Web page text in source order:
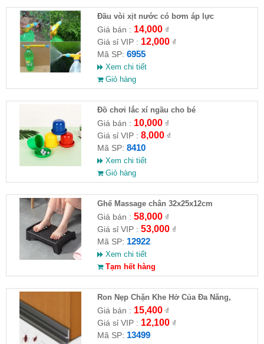
Đầu vòi xịt nước có bơm áp lực
Giá bán : 14,000₫
Giá sỉ VIP : 12,000₫
Mã SP: 6955
Xem chi tiết
Giỏ hàng
Đồ chơi lắc xí ngầu cho bé
Giá bán : 10,000₫
Giá sỉ VIP : 8,000₫
Mã SP: 8410
Xem chi tiết
Giỏ hàng
Ghế Massage chân 32x25x12cm
Giá bán : 58,000₫
Giá sỉ VIP : 53,000₫
Mã SP: 12922
Xem chi tiết
Tạm hết hàng
Ron Nẹp Chặn Khe Hở Của Đa Năng,
Chống Côn Trùng( HĐ )
Giá bán : 15,400₫
Giá sỉ VIP : 12,100₫
Mã SP: 13499